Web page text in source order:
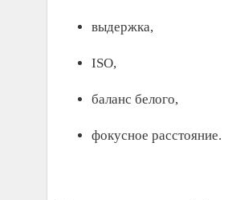
выдержка,
ISO,
баланс белого,
фокусное расстояние.